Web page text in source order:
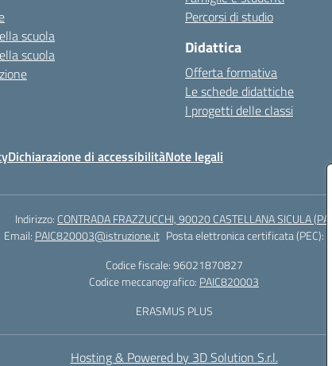
scuola
scuola
Percorsi di studio
Didattica
Offerta formativa
Le schede didattiche
I progetti delle classi
Dichiarazione di accessibilitàNote legali
Indirizzo: CONTRADA FRAZZUCCHI, 90020 CASTELLANA SICULA (PA)
Email: PAIC820003@istruzione.it Posta elettronica certificata (PEC):
Codice fiscale: 96021870827
Codice meccanografico: PAIC820003
ERASMUS PLUS
Hosting & Powered by 3D Solution S.r.l.